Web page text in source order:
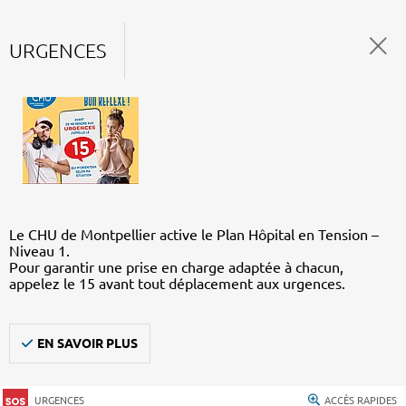
URGENCES
Le CHU de Montpellier active le Plan Hôpital en Tension –
Niveau 1.
Pour garantir une prise en charge adaptée à chacun,
appelez le 15 avant tout déplacement aux urgences.
EN SAVOIR PLUS
URGENCES ACCÈS RAPIDES